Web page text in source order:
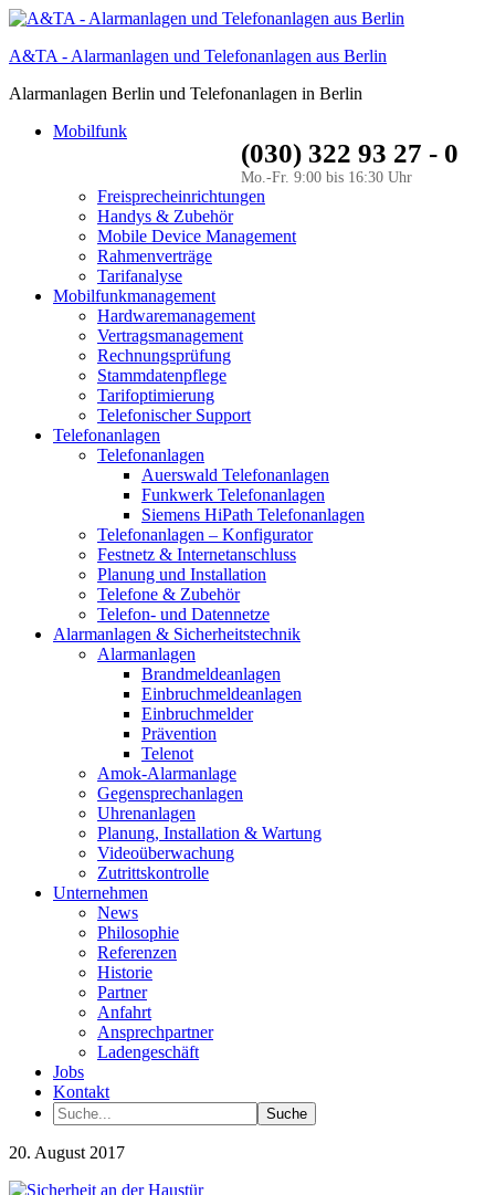
A&TA - Alarmanlagen und Telefonanlagen aus Berlin
Alarmanlagen Berlin und Telefonanlagen in Berlin
(030) 322 93 27 - 0
Mo.-Fr. 9:00 bis 16:30 Uhr
Mobilfunk
Freisprecheinrichtungen
Handys & Zubehör
Mobile Device Management
Rahmenverträge
Tarifanalyse
Mobilfunkmanagement
Hardwaremanagement
Vertragsmanagement
Rechnungsprüfung
Stammdatenpflege
Tarifoptimierung
Telefonischer Support
Telefonanlagen
Telefonanlagen
Auerswald Telefonanlagen
Funkwerk Telefonanlagen
Siemens HiPath Telefonanlagen
Telefonanlagen – Konfigurator
Festnetz & Internetanschluss
Planung und Installation
Telefone & Zubehör
Telefon- und Datennetze
Alarmanlagen & Sicherheitstechnik
Alarmanlagen
Brandmeldeanlagen
Einbruchmeldeanlagen
Einbruchmelder
Prävention
Telenot
Amok-Alarmanlage
Gegensprechanlagen
Uhrenanlagen
Planung, Installation & Wartung
Videoüberwachung
Zutrittskontrolle
Unternehmen
News
Philosophie
Referenzen
Historie
Partner
Anfahrt
Ansprechpartner
Ladengeschäft
Jobs
Kontakt
20. August 2017